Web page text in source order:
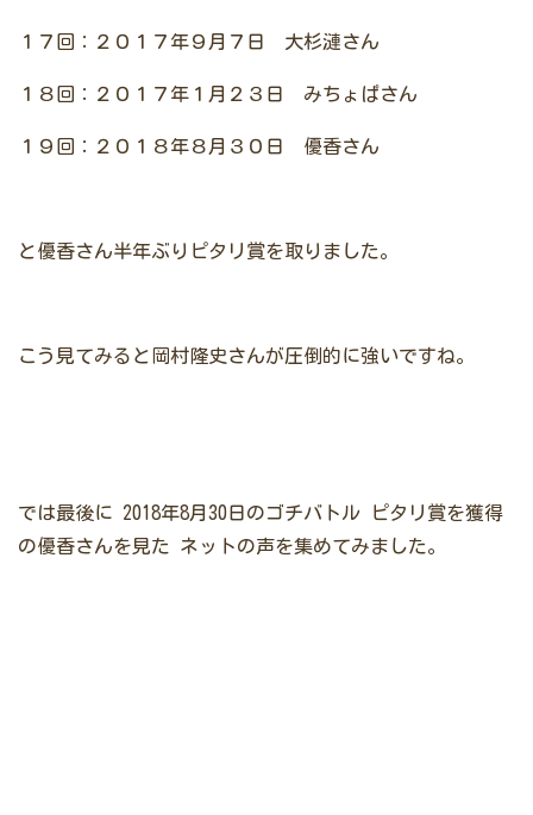
１７回：２０１７年９月７日 大杉漣さん
１８回：２０１７年１月２３日 みちょぱさん
１９回：２０１８年８月３０日 優香さん
と優香さん半年ぶりピタリ賞を取りました。
こう見てみると岡村隆史さんが圧倒的に強いですね。
では最後に 2018年8月30日のゴチバトル ピタリ賞を獲得
の優香さんを見た
ネットの声を集めてみました。